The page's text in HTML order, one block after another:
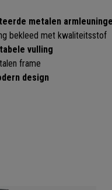
metalen
bekleed met kwaliteitsstof
vulling
frame
design